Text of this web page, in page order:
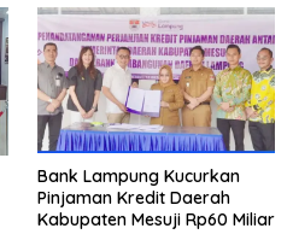
Bank Lampung Kucurkan
Pinjaman Kredit Daerah
Kabupaten Mesuji Rp60 Miliar